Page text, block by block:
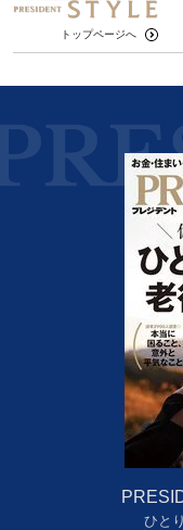
トップページへ
ひと